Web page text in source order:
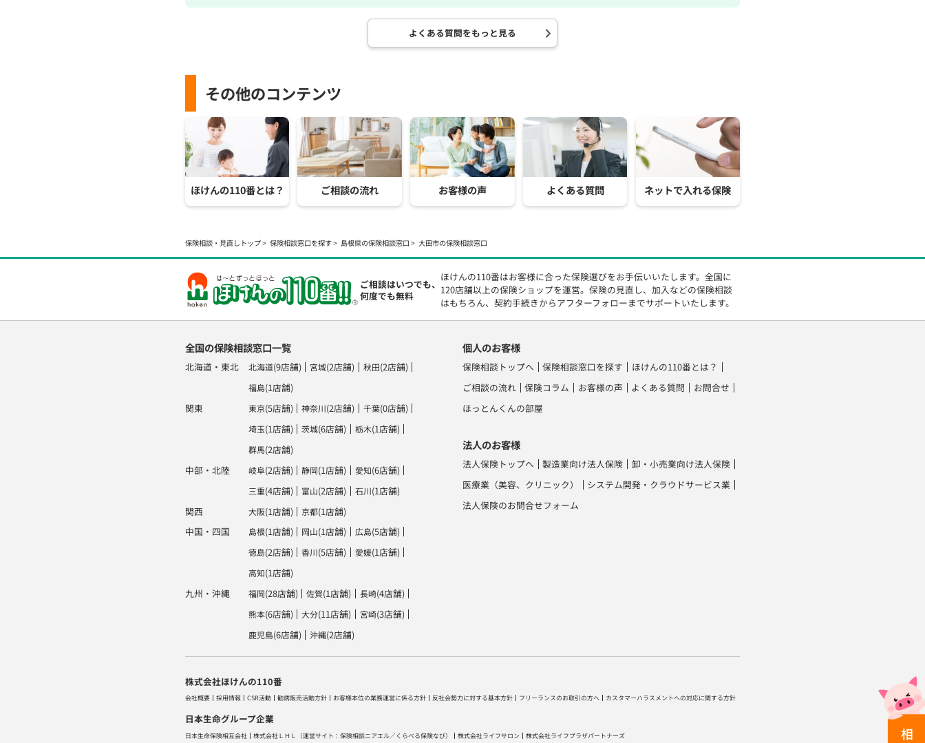
よくある質問をもっと見る
その他のコンテンツ
ほけんの110番とは？ ご相談の流れ お客様の声 よくある質問 ネットで入れる保険
保険相談・見直しトップ 保険相談窓口を探す 島根県の保険相談窓口 大田市の保険相談窓口
ご相談はいつでも、
何度でも無料
ほけんの110番はお客様に合った保険選びをお手伝いいたします。全国に
120店舗以上の保険ショップを運営。保険の見直し、加入などの保険相談
はもちろん、契約手続きからアフターフォローまでサポートいたします。
全国の保険相談窓口一覧
北海道・東北 北海道(9店舗) 宮城(2店舗) 秋田(2店舗)
福島(1店舗)
関東
東京(5店舗) 神奈川(2店舗) 千葉(0店舗)
埼玉(1店舗) 茨城(6店舗) 栃木(1店舗)
群馬(2店舗)
中部・北陸
岐阜(2店舗) 静岡(1店舗) 愛知(6店舗)
三重(4店舗) 富山(2店舗) 石川(1店舗)
関西
大阪(1店舗) 京都(1店舗)
中国・四国
島根(1店舗) 岡山(1店舗) 広島(5店舗)
徳島(2店舗) 香川(5店舗) 愛媛(1店舗)
高知(1店舗)
九州・沖縄
福岡(28店舗) 佐賀(1店舗) 長崎(4店舗)
熊本(6店舗) 大分(11店舗) 宮崎(3店舗)
鹿児島(6店舗) 沖縄(2店舗)
個人のお客様
保険相談トップへ 保険相談窓口を探す
ほけんの110番とは？
ご相談の流れ
保険コラム お客様の声 よくある質問
お問合せ
ほっとんくんの部屋
法人のお客様
法人保険トップへ 製造業向け法人保険
卸・小売業向け法人保険
医療業（美容、クリニック）
システム開発・クラウドサービス業
法人保険のお問合せフォーム
株式会社ほけんの110番
会社概要 採用情報 CSR活動 勧誘販売活動方針 お客様本位の業務運営に係る方針 反社会勢力に対する基本方針 フリーランスのお取引の方へ カスタマーハラスメントへの対応に関する方針
日本生命グループ企業
日本生命保険相互会社 株式会社ＬＨＬ （運営サイト： 保険相談ニアエル／くらべる保険なび） 株式会社ライフサロン 株式会社ライフプラザパートナーズ